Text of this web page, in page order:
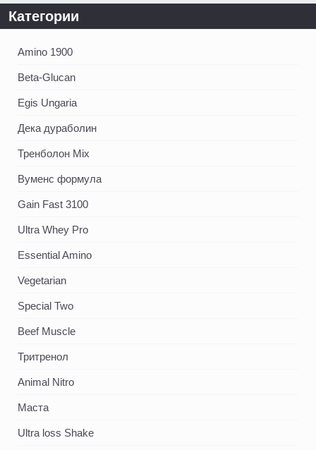
Категории
Amino 1900
Beta-Glucan
Egis Ungaria
Дека дураболин
Тренболон Mix
Вуменс формула
Gain Fast 3100
Ultra Whey Pro
Essential Amino
Vegetarian
Special Two
Beef Muscle
Тритренол
Animal Nitro
Маста
Ultra loss Shake